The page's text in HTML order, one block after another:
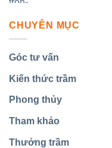
CHUYÊN MỤC
Góc tư vấn
Kiến thức trầm
Phong thủy
Tham khảo
Thưởng trầm